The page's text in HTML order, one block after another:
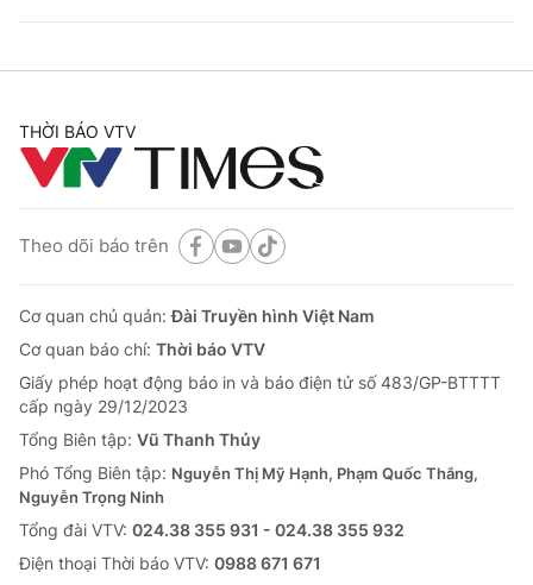
THỜI BÁO VTV
Theo dõi báo trên
Cơ quan chủ quản:Đài Truyền hình Việt Nam
Cơ quan báo chí: Thời báo VTV
Giấy phép hoạt động báo in và báo điện tử số 483/GP-BTTTT
cấp ngày 29/12/2023
Tổng Biên tập: Vũ Thanh Thủy
Phó Tổng Biên tập: Nguyễn Thị Mỹ Hạnh, Phạm Quốc Thắng,
Nguyễn Trọng Ninh
Tổng đài VTV: 024.38 355 931 - 024.38 355 932
Ðiện thoại Thời báo VTV: 0988 671 671